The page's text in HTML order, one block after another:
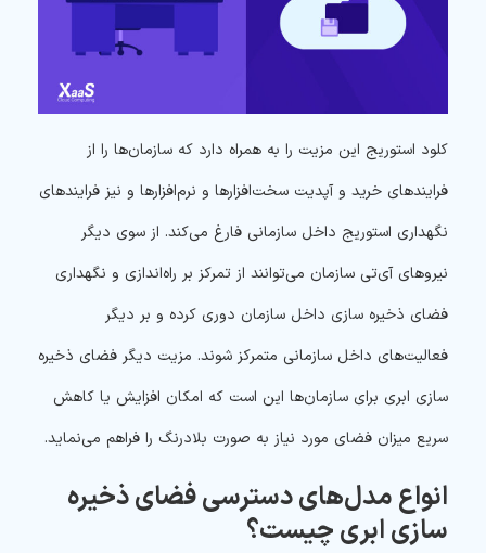
کلود استوریج این مزیت را به همراه دارد که سازمان‌ها را از
فرایندهای خرید و آپدیت سخت‌افزارها و نرم‌افزارها و نیز فرایندهای
نگهداری استوریج داخل سازمانی فارغ می‌کند. از سوی دیگر
نیروهای آی‌تی سازمان می‌توانند از تمرکز بر راه‌اندازی و نگهداری
فضای ذخیره سازی داخل سازمان دوری کرده و بر دیگر
فعالیت‌های داخل سازمانی متمرکز شوند. مزیت دیگر فضای ذخیره
سازی ابری برای سازمان‌ها این است که امکان افزایش یا کاهش
سریع میزان فضای مورد نیاز به صورت بلادرنگ را فراهم می‌نماید.
انواع مدل‌های دسترسی فضای ذخیره
سازی ابری چیست؟